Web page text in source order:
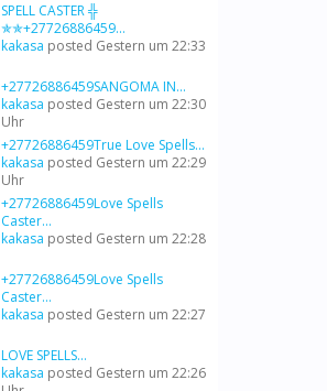
SPELL CASTER ╬
✯✯+27726886459...
kakasa posted Gestern um 22:33
+27726886459SANGOMA IN...
kakasa posted Gestern um 22:30
Uhr
+27726886459True Love Spells...
kakasa posted Gestern um 22:29
Uhr
+27726886459Love Spells
Caster...
kakasa posted Gestern um 22:28
+27726886459Love Spells
Caster...
kakasa posted Gestern um 22:27
LOVE SPELLS...
kakasa posted Gestern um 22:26